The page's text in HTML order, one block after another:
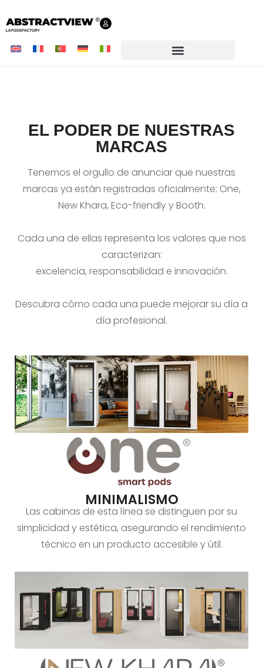
EL PODER DE NUESTRAS
MARCAS
Tenemos el orgullo de anunciar que nuestras
marcas ya están registradas oficialmente: One,
New Khara, Eco-friendly y Booth.
Cada una de ellas representa los valores que nos
caracterizan:
excelencia, responsabilidad e innovación.
Descubra cómo cada una puede mejorar su día a
día profesional.
MINIMALISMO
Las cabinas de esta línea se distinguen por su
simplicidad y estética, asegurando el rendimiento
técnico en un producto accesible y útil.